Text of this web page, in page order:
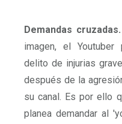
Demandas cruzadas.
imagen, el Youtuber
delito de injurias
después de la
su canal. Es por ello
planea demandar al